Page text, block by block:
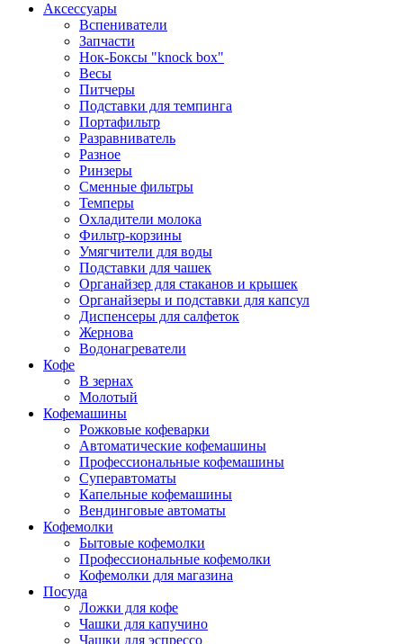
Аксессуары
Вспениватели
Запчасти
Нок-Боксы "knock box"
Весы
Питчеры
Подставки для темпинга
Портафильтр
Разравниватель
Разное
Ринзеры
Сменные фильтры
Темперы
Охладители молока
Фильтр-корзины
Умягчители для воды
Подставки для чашек
Органайзер для стаканов и крышек
Органайзеры и подставки для капсул
Диспенсеры для салфеток
Жернова
Водонагреватели
Кофе
В зернах
Молотый
Кофемашины
Рожковые кофеварки
Автоматические кофемашины
Профессиональные кофемашины
Суперавтоматы
Капельные кофемашины
Вендинговые автоматы
Кофемолки
Бытовые кофемолки
Профессиональные кофемолки
Кофемолки для магазина
Посуда
Ложки для кофе
Чашки для капучино
Чашки для эспрессо